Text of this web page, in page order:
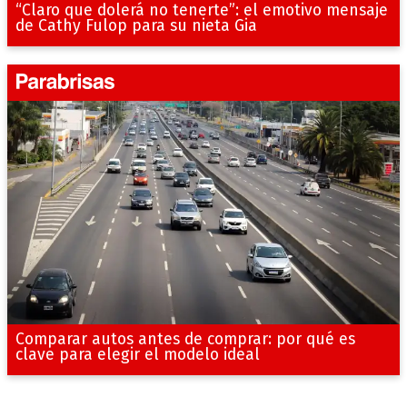
“Claro que dolerá no tenerte”: el emotivo mensaje
de Cathy Fulop para su nieta Gia
Comparar autos antes de comprar: por qué es
clave para elegir el modelo ideal